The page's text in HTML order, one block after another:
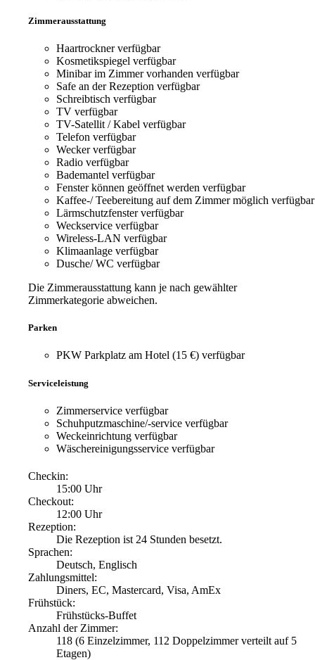
Zimmerausstattung
Haartrocknerverfügbar
Kosmetikspiegel verfügbar
Minibar im Zimmer vorhanden verfügbar
Safe an der Rezeption verfügbar
Schreibtisch verfügbar
TV verfügbar
TV-Satellit / Kabel verfügbar
Telefon verfügbar
Weckerverfügbar
Radio verfügbar
Bademantel verfügbar
Fenster können geöffnet werden verfügbar
Kaffee-/ Teebereitung auf dem Zimmer möglich verfügbar
Lärmschutzfensterverfügbar
Weckservice verfügbar
Wireless-LAN verfügbar
Klimaanlage verfügbar
Dusche/ WC verfügbar
Die Zimmerausstattung kann je nach gewählter
Zimmerkategorie abweichen.
Parken
PKW Parkplatz am Hotel (15 €) verfügbar
Serviceleistung
Zimmerservice verfügbar
Schuhputzmaschine/-service verfügbar
Weckeinrichtung verfügbar
Wäschereinigungsservice verfügbar
Checkin:
15:00 Uhr
Checkout:
12:00 Uhr
Rezeption:
Die Rezeption ist 24 Stunden besetzt.
Sprachen:
Deutsch, Englisch
Zahlungsmittel:
Diners, EC, Mastercard, Visa, AmEx
Frühstück:
Frühstücks-Buffet
Anzahl der Zimmer:
118 (6 Einzelzimmer, 112 Doppelzimmer verteilt auf 5
Etagen)